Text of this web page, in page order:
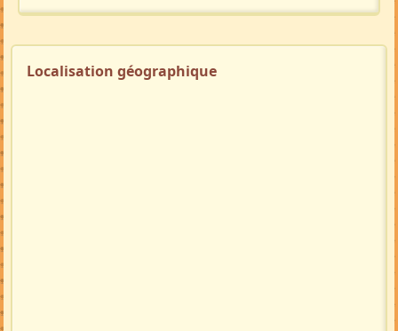
Localisation géographique